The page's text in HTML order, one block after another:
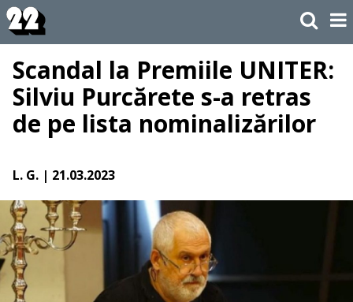
Scandal la Premiile UNITER:
Silviu Purcărete s-a retras
de pe lista nominalizărilor
L. G. | 21.03.2023